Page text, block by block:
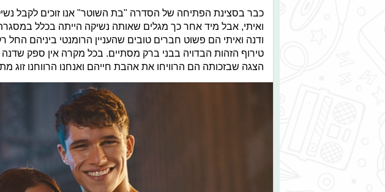
כבר בסצינת הפתיחה של הסדרה "בת השוטר" אנו זוכים לקבל
ואיתי, אבל מיד אחר כך מגלים שאותה נשיקה הייתה בכלל
ודנה ואיתי הם פשוט חברים טובים שהעניין הרומנטי ביניהם
טירוף הזהות הבדויה בבני ברק מסתיים. בכל מקרה אין ספק שדנה
הצגה שבזכותה הם הרוויחו את אהבת חייהם ואנחנו הרווחנו זוג